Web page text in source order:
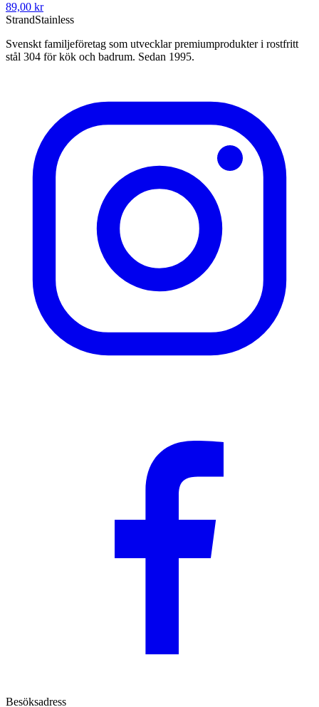
89,00 kr
StrandStainless
Svenskt familjeföretag som utvecklar premiumprodukter i rostfritt
stål 304 för kök och badrum. Sedan 1995.
Besöksadress